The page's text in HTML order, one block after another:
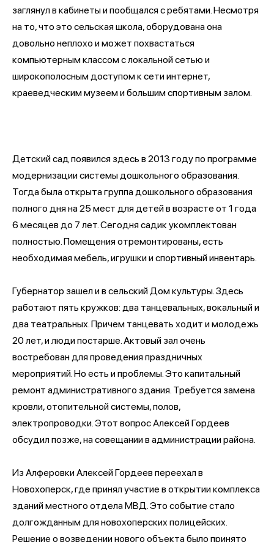
заглянул в кабинеты и пообщался с ребятами. Несмотря
на то, что это сельская школа, оборудована она
довольно неплохо и может похвастаться
компьютерным классом с локальной сетью и
широкополосным доступом к сети интернет,
краеведческим музеем и большим спортивным залом.
Детский сад появился здесь в 2013 году по программе
модернизации системы дошкольного образования.
Тогда была открыта группа дошкольного образования
полного дня на 25 мест для детей в возрасте от 1 года
6 месяцев до 7 лет. Сегодня садик укомплектован
полностью. Помещения отремонтированы, есть
необходимая мебель, игрушки и спортивный инвентарь.
Губернатор зашел и в сельский Дом культуры. Здесь
работают пять кружков: два танцевальных, вокальный и
два театральных. Причем танцевать ходит и молодежь
20 лет, и люди постарше. Актовый зал очень
востребован для проведения праздничных
мероприятий. Но есть и проблемы. Это капитальный
ремонт административного здания. Требуется замена
кровли, отопительной системы, полов,
электропроводки. Этот вопрос Алексей Гордеев
обсудил позже, на совещании в администрации района.
Из Алферовки Алексей Гордеев переехал в
Новохоперск, где принял участие в открытии комплекса
зданий местного отдела МВД. Это событие стало
долгожданным для новохоперских полицейских.
Решение о возведении нового объекта было принято